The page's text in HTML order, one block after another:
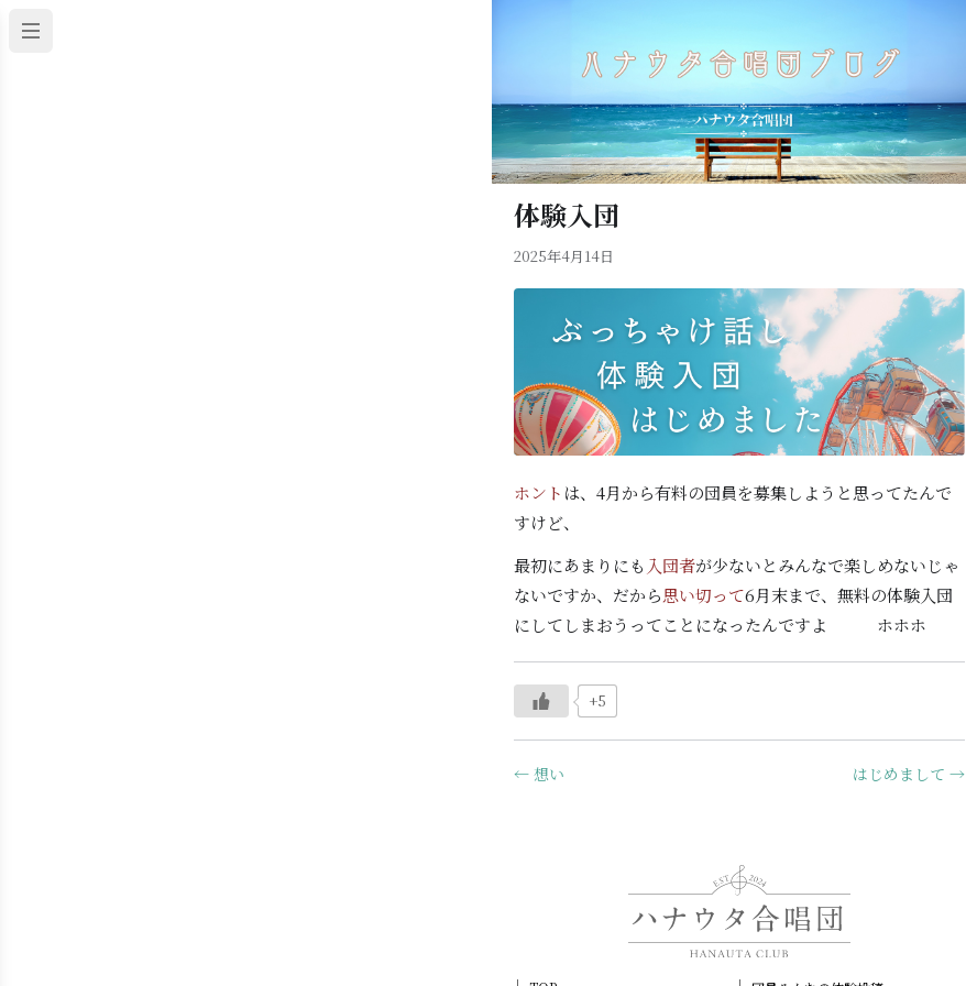
体験入団
2025年4月14日
ホント は、4月から有料の団員を募集しようと思ってたんで
すけど、
最初にあまりにも 入団者が少ないとみんなで楽しめないじゃ
ないですか、だから思い切って6月末まで、無料の体験入団
にしてしまおうってことになったんですよ ホホホ
+5
← 想い はじめまして →